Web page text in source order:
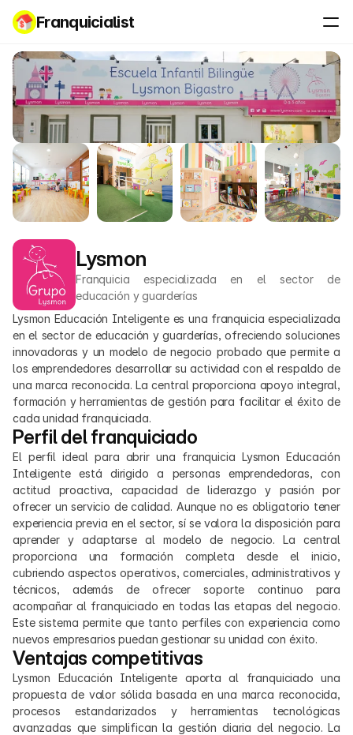
Franquicialist
Lysmon
Franquicia especializada en el sector de
educación y guarderías
Lysmon Educación Inteligente es una franquicia especializada
en el sector de educación y guarderías, ofreciendo soluciones
innovadoras y un modelo de negocio probado que permite a
los emprendedores desarrollar su actividad con el respaldo de
una marca reconocida. La central proporciona apoyo integral,
formación y herramientas de gestión para facilitar el éxito de
cada unidad franquiciada.
Perfil del franquiciado
El perfil ideal para abrir una franquicia Lysmon Educación
Inteligente está dirigido a personas emprendedoras, con
actitud proactiva, capacidad de liderazgo y pasión por
ofrecer un servicio de calidad. Aunque no es obligatorio tener
experiencia previa en el sector, sí se valora la disposición para
aprender y adaptarse al modelo de negocio. La central
proporciona una formación completa desde el inicio,
cubriendo aspectos operativos, comerciales, administrativos y
técnicos, además de ofrecer soporte continuo para
acompañar al franquiciado en todas las etapas del negocio.
Este sistema permite que tanto perfiles con experiencia como
nuevos empresarios puedan gestionar su unidad con éxito.
Ventajas competitivas
Lysmon Educación Inteligente aporta al franquiciado una
propuesta de valor sólida basada en una marca reconocida,
procesos estandarizados y herramientas tecnológicas
avanzadas que simplifican la gestión diaria del negocio. La